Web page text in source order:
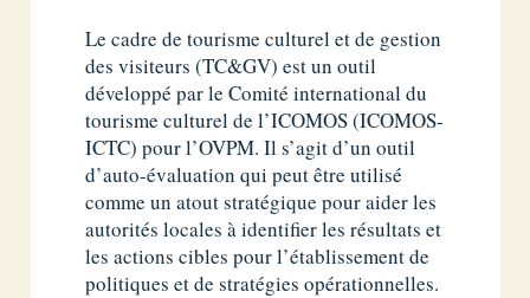
Le cadre de tourisme culturel et de gestion
des visiteurs (TC&GV) est un outil
développé par le Comité international du
tourisme culturel de l’ICOMOS (ICOMOS-
ICTC) pour l’OVPM. Il s’agit d’un outil
d’auto-évaluation qui peut être utilisé
comme un atout stratégique pour aider les
autorités locales à identifier les résultats et
les actions cibles pour l’établissement de
politiques et de stratégies opérationnelles.